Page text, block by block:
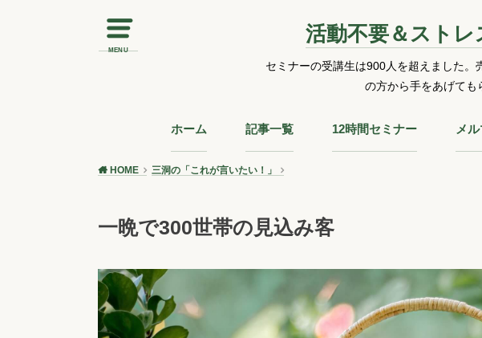
MENU
活動不要＆スト
セミナーの受講生は900人を超えました
の方から手をあげても
ホーム 記事一覧 12時間セミナー メ
HOME 三洞の「これが言いたい！」
一晩で300世帯の見込み客